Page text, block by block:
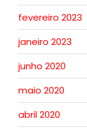
fevereiro 2023
janeiro 2023
junho 2020
maio 2020
abril 2020